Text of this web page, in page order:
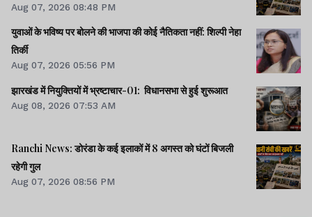
Aug 07, 2026 08:48 PM
युवाओं के भविष्य पर बोलने की भाजपा की कोई नैतिकता नहीं: शिल्पी नेहा
तिर्की
Aug 07, 2026 05:56 PM
झारखंड में नियुक्तियों में भ्रष्टाचार-01: विधानसभा से हुई शुरूआत
Aug 08, 2026 07:53 AM
Ranchi News: डोरंडा के कई इलाकों में 8 अगस्त को घंटों बिजली
रहेगी गुल
Aug 07, 2026 08:56 PM